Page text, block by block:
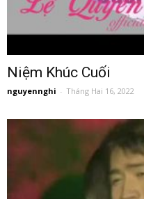
Niệm Khúc Cuối
nguyennghi - Tháng Hai 16, 2022